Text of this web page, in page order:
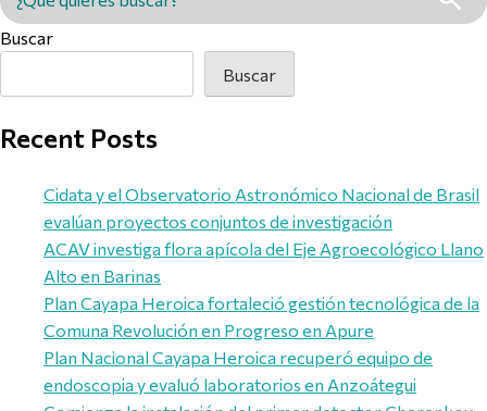
Buscar en MINCYT
Buscar
Buscar
Recent Posts
Cidata y el Observatorio Astronómico Nacional de Brasil
evalúan proyectos conjuntos de investigación
ACAV investiga flora apícola del Eje Agroecológico Llano
Alto en Barinas
Plan Cayapa Heroica fortaleció gestión tecnológica de la
Comuna Revolución en Progreso en Apure
Plan Nacional Cayapa Heroica recuperó equipo de
endoscopia y evaluó laboratorios en Anzoátegui